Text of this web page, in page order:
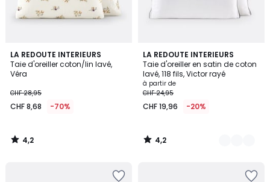
LA REDOUTE INTERIEURS
Taie d'oreiller coton/lin lavé,
Véra
CHF 28,95
CHF 8,68 -70%
4,2
/ 5
4,2
/
LA REDOUTE INTERIEURS
Taie d'oreiller en satin de coton
lavé, 118 fils, Victor rayé
à partir de
CHF 24,95
CHF 19,96 -20%
4,2
/ 5
8
Couleurs
4,2
/